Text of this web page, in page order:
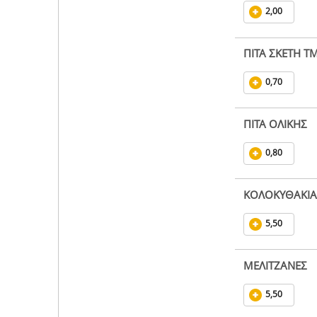
2,00
ΠΙΤΑ ΣΚΕΤΗ
0,70
ΠΙΤΑ ΟΛΙΚΗΣ
0,80
ΚΟΛΟΚΥΘΑΚΙΑ
5,50
ΜΕΛΙΤΖΑΝΕΣ
5,50